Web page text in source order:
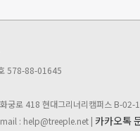
578-88-01645
궁로 418 현대그리너리캠퍼스 B-02-
: help@treeple.net | 카카오톡